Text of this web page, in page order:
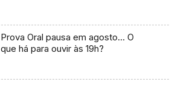
Prova Oral pausa em agosto… O
que há para ouvir às 19h?